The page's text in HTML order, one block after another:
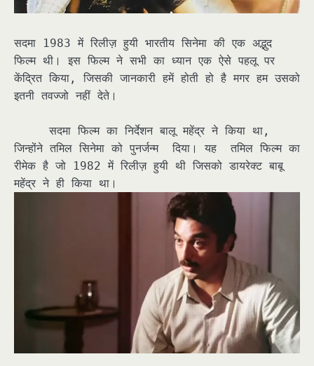
सदमा 1983 में रिलीज़ हुयी भारतीय सिनेमा की एक अद्भुद
फिल्म थी। इस फिल्म ने सभी का ध्यान एक ऐसे पहलू पर
केंद्रित किया, जिसकी जानकारी हमें होती हो है मगर हम उसको
इतनी तवज्जो नहीं देते।
सदमा फिल्म का निर्देशन बालू महेंद्र ने किया था,
जिन्होंने तमिल सिनेमा को पुनर्जन्म दिया। यह तमिल फिल्म का
रीमेक है जो 1982 में रिलीज़ हुयी थी जिसको डायरेक्ट बाबू
महेंद्र ने ही किया था।